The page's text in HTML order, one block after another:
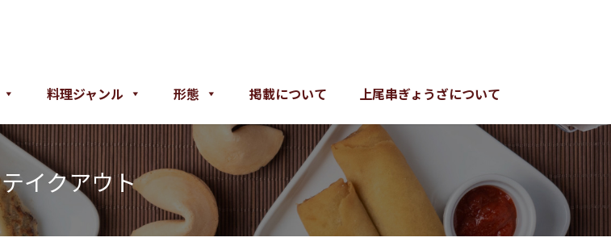
料理ジャンル 形態 掲載について 上尾串ぎょうざについて
テイクアウト